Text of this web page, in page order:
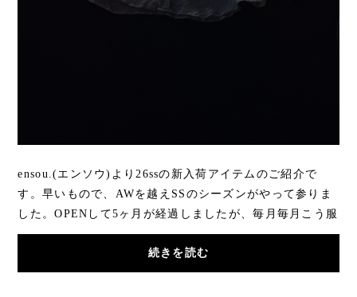
ensou.(エンソウ)より26ssの新入荷アイテムのご紹介で
す。早いもので、AWを越えSSのシーズンがやって参りま
した。OPENして5ヶ月が経過しましたが、毎月毎月こう服
好きな初めてお会いするお客様が増えてきているこ...
続きを読む